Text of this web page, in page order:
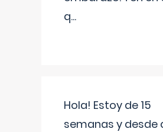
q...
Hola! Estoy de 15
semanas y desde